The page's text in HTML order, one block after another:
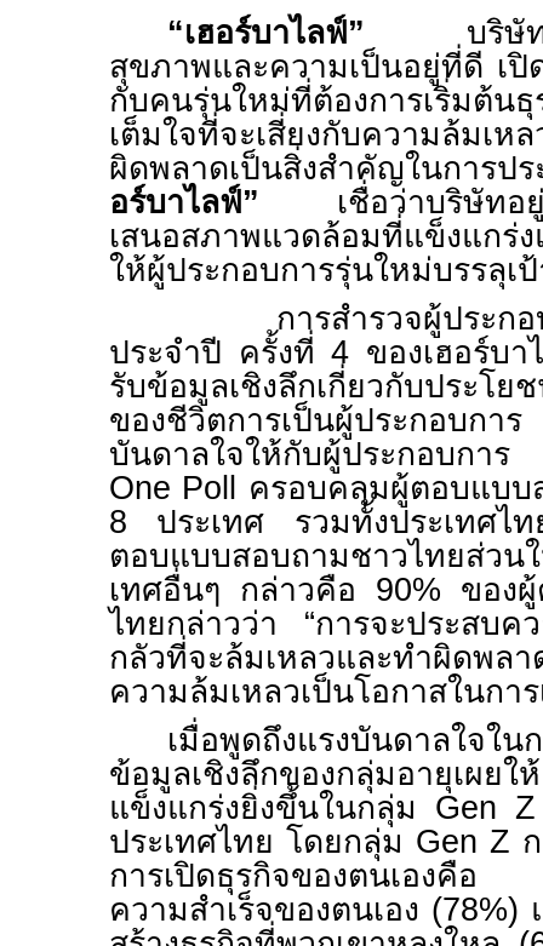
“เฮอร์บาไลฟ์”
บริษั
สุขภาพและความเป็นอยู่ที่ดี เปิ
กับคนรุ่นใหม่ที่ต้องการเริ่มต้น
เต็มใจที่จะเสี่ยงกับความล้มเห
ผิดพลาดเป็นสิ่งสำคัญในการป
อร์บาไลฟ์” เชื่อว่าบริษัทอยู่
เสนอสภาพแวดล้อมที่แข็งแกร่
ให้ผู้ประกอบการรุ่นใหม่บรรลุเ
การสำรวจผู้ประก
ประจำปี ครั้งที่4 ของเฮอร์บ
รับข้อมูลเชิงลึกเกี่ยวกับประโย
ของชีวิตการเป็นผู้ประกอบการ
บันดาลใจให้กับผู้ประกอบการ
One Poll ครอบคลุมผู้ตอบแบ
8 ประเทศ รวมทั้งประเทศไ
ตอบแบบสอบถามชาวไทยส่วน
เทศอื่นๆ กล่าวคือ 90% ของ
ไทยกล่าวว่า “การจะประสบ
กลัวที่จะล้มเหลวและทำผิดพล
ความล้มเหลวเป็นโอกาสในกา
เมื่อพูดถึงแรงบันดาลใจใน
ข้อมูลเชิงลึกของกลุ่มอายุเผยใ
แข็งแกร่งยิ่งขึ้นในกลุ่ม Gen
ประเทศไทย โดยกลุ่ม Gen Z
การเปิดธุรกิจของตนเองคือ
ความสำเร็จของตนเอง (78%)